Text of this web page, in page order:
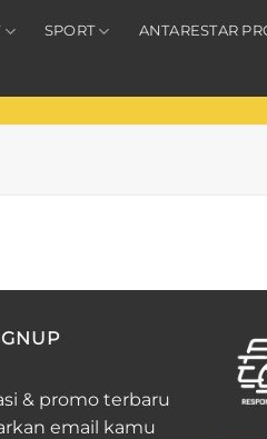
SPORT ANTARESTAR
& promo terbaru
email kamu